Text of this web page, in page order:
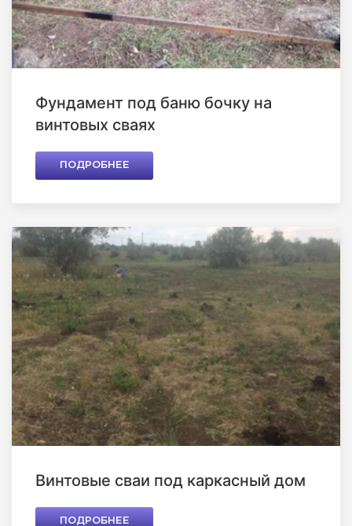
Фундамент под баню бочку на
винтовых сваях
ПОДРОБНЕЕ
Винтовые сваи под каркасный дом
ПОДРОБНЕЕ